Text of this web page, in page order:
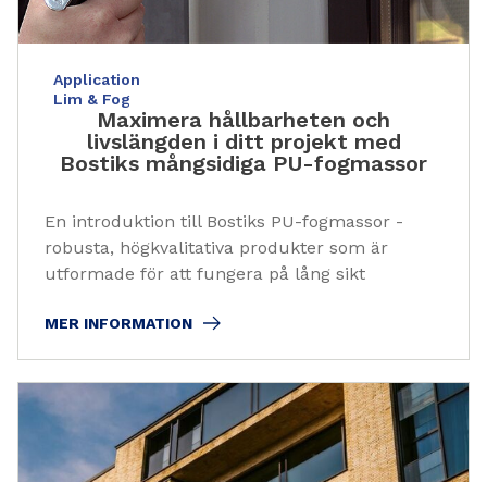
Application
Lim & Fog
Maximera hållbarheten och
livslängden i ditt projekt med
Bostiks mångsidiga PU-fogmassor
En introduktion till Bostiks PU-fogmassor -
robusta, högkvalitativa produkter som är
utformade för att fungera på lång sikt
MER INFORMATION